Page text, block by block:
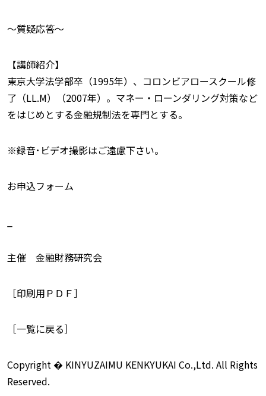
〜質疑応答〜
【講師紹介】
東京大学法学部卒（1995年）、コロンビアロースクール修
了（LL.M）（2007年）。マネー・ローンダリング対策など
をはじめとする金融規制法を専門とする。
※録音･ビデオ撮影はご遠慮下さい。
お申込フォーム
主催 金融財務研究会
［印刷用ＰＤＦ］
［一覧に戻る］
Copyright � KINYUZAIMU KENKYUKAI Co.,Ltd. All Rights
Reserved.